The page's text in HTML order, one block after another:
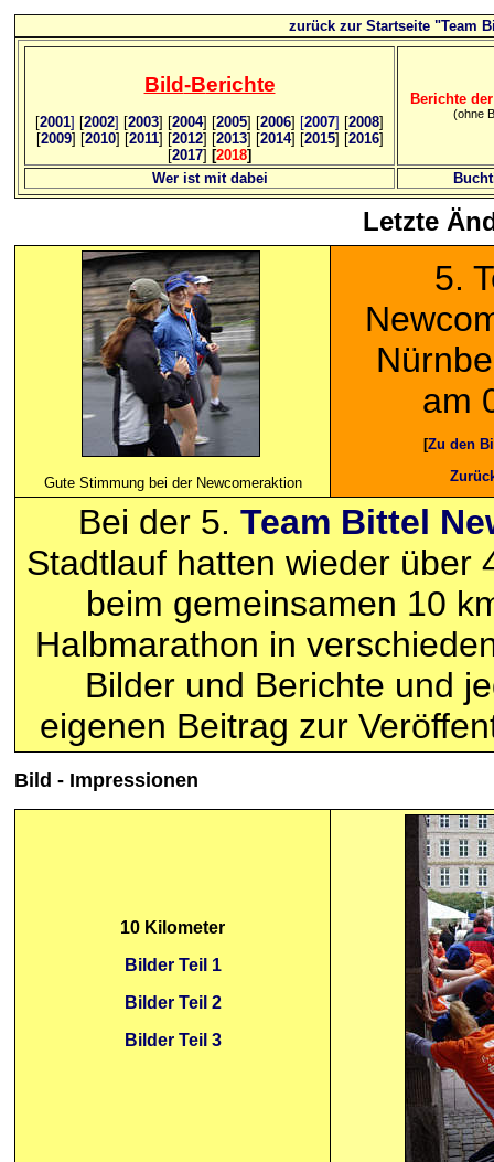
zurück zur Startseite "Team
Bild-Berichte
[2001] [2002] [2003] [2004] [2005] [2006] [2007] [2008]
[2009] [2010] [2011] [2012] [2013] [2014] [2015] [2016]
[2017] [2018]
Berichte
(ohne
Wer ist mit dabei
Letzte
Gute Stimmung bei der Newcomeraktion
5.
am
[Zu den
Bei der 5. Team Bittel
Stadtlauf hatten wieder über
beim gemeinsamen 10
Halbmarathon in
Bilder und Berichte und
eigenen Beitrag zur
Bild - Impressionen
10 Kilometer
Bilder Teil 1
Bilder Teil 2
Bilder Teil 3